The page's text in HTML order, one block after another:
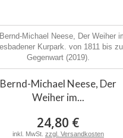
Bernd-Michael Neese, Der
Weiher im...
24,80 €
inkl. MwSt. zzgl. Versandkosten